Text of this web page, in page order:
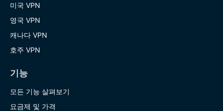
미국 VPN
영국 VPN
캐나다 VPN
호주 VPN
기능
모든 기능 살펴보기
요금제 및 가격